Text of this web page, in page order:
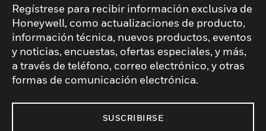
Regístrese para recibir información exclusiva de
Honeywell, como actualizaciones de producto,
información técnica, nuevos productos, eventos
y noticias, encuestas, ofertas especiales, y más,
a través de teléfono, correo electrónico, y otras
formas de comunicación electrónica.
SUSCRIBIRSE